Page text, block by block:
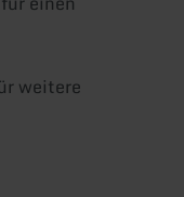
weitere